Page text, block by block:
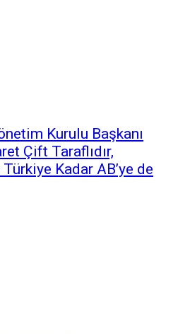
Kurulu Başkanı
Çift Taraflıdır,
Kadar AB’ye de